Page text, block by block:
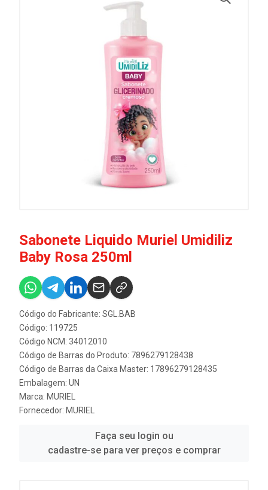
Sabonete Liquido Muriel Umidiliz
Baby Rosa 250ml
Código do Fabricante: SGL.BAB
Código: 119725
Código NCM: 34012010
Código de Barras do Produto: 7896279128438
Código de Barras da Caixa Master: 17896279128435
Embalagem: UN
Marca: MURIEL
Fornecedor: MURIEL
Faça seu login ou
cadastre-se para ver preços e comprar